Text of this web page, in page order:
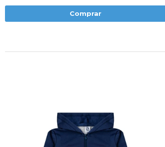
Comprar